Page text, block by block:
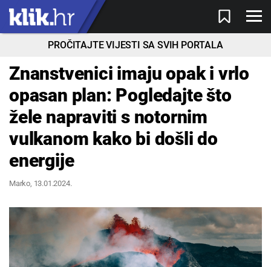
PROČITAJTE VIJESTI SA SVIH PORTALA
Znanstvenici imaju opak i vrlo
opasan plan: Pogledajte što
žele napraviti s notornim
vulkanom kako bi došli do
energije
Marko, 13.01.2024.